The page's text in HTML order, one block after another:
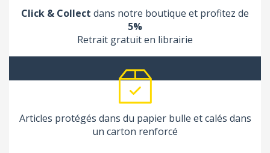
Click & Collect dans notre boutique et profitez de
5%
Retrait gratuit en librairie
Articles protégés dans du papier bulle et calés dans
un carton renforcé